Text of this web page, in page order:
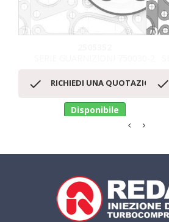
 RICHIEDI UNA QUOTAZIONE
Disponibile
